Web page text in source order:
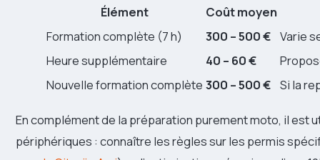
Élément
Coût moyen
Formation complète (7 h)
300 – 500 € Varie
Heure supplémentaire
40 – 60 €
Nouvelle formation complète 300 – 500 € Si la
En complément de la préparation purement moto, il est
périphériques : connaître les règles sur les permis